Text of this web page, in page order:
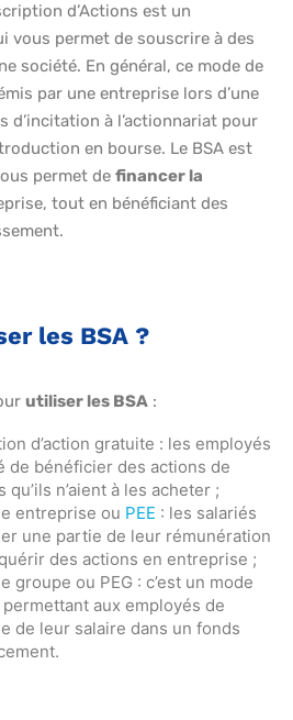
d’Actions est un
vous permet de souscrire à des
société. En général, ce mode de
par une entreprise lors d’une
d’incitation à l’actionnariat pour
en bourse. Le BSA est
permet de financer la
tout en bénéficiant des
les BSA ?
utiliser les BSA :
d’action gratuite : les employés
de bénéficier des actions de
qu’ils n’aient à les acheter ;
entreprise ou PEE : les salariés
une partie de leur rémunération
des actions en entreprise ;
groupe ou PEG : c’est un mode
aux employés de
de leur salaire dans un fonds